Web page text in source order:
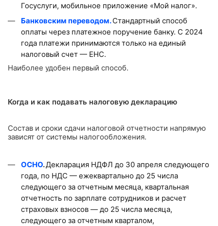
Госуслуги, мобильное приложение «Мой налог».
Банковским переводом. Стандартный способ
оплаты через платежное поручение банку. С 2024
года платежи принимаются только на единый
налоговый счет — ЕНС.
Наиболее удобен первый способ.
Когда и как подавать налоговую декларацию
Состав и сроки сдачи налоговой отчетности напрямую
зависят от системы налогообложения.
ОСНО.Декларация НДФЛ до 30 апреля следующего
года, по НДС — ежеквартально до 25 числа
следующего за отчетным месяца, квартальная
отчетность по зарплате сотрудников и расчет
страховых взносов — до 25 числа месяца,
следующего за отчетным кварталом,